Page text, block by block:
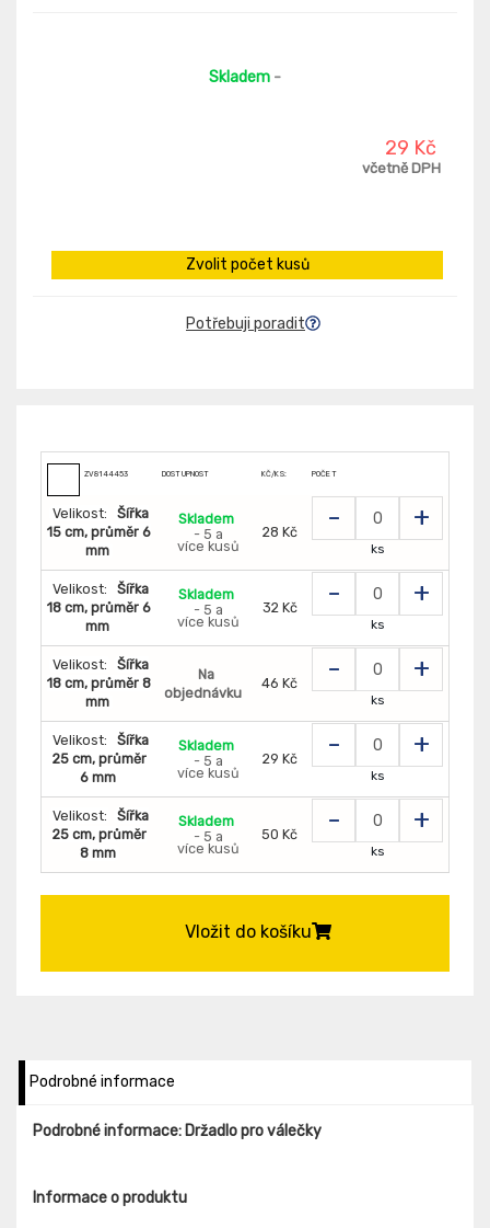
Skladem -
29 Kč
včetně DPH
Zvolit počet kusů
Potřebuji poradit
ZV8144453 DOSTUPNOST KČ/KS: POČET
Velikost:
Šířka
15 cm, průměr 6
mm
Skladem
- 5 a
více kusů
28 Kč - +
ks
Velikost:
Šířka
18 cm, průměr 6
mm
Skladem
- 5 a
více kusů
32 Kč - +
ks
Velikost:
Šířka
18 cm, průměr 8
mm
Na
objednávku
46 Kč - +
ks
Velikost:
Šířka
25 cm, průměr
6 mm
Skladem
- 5 a
více kusů
29 Kč - +
ks
Velikost:
Šířka
25 cm, průměr
8 mm
Skladem
- 5 a
více kusů
50 Kč - +
ks
Vložit do košíku
Podrobné informace
Podrobné informace: Držadlo pro válečky
Informace o produktu